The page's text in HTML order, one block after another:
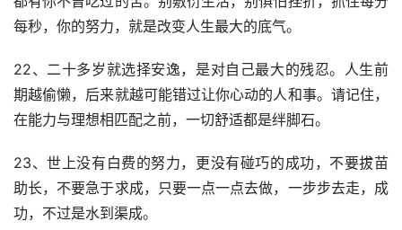
每秒，你的努力，就是改变人生最大的底气。
22、二十多岁就选择安逸，是对自己最大的残忍。人生前
期越偷懒，后来就越可能错过让你心动的人和事。请记住，
在能力与理想相匹配之前，一切舒适都是绊脚石。
23、世上没有白费的努力，更没有碰巧的成功，不要拔苗
助长，不要急于求成，只要一点一点去做，一步步去走，成
功，不过是水到渠成。